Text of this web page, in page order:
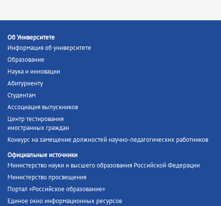
Об Университете
Информация об университете
Образование
Наука и инновации
Абитуриенту
Студентам
Ассоциация выпускников
Центр тестирования
иностранных граждан
Конкурс на замещение должностей научно-педагогических работников
Официальные источники
Министерство науки и высшего образования Российской Федерации
Министерство просвещения
Портал «Российское образование»
Единое окно информационных ресурсов